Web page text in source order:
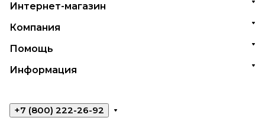
Интернет-магазин
Компания
Помощь
Информация
+7 (800) 222-26-92